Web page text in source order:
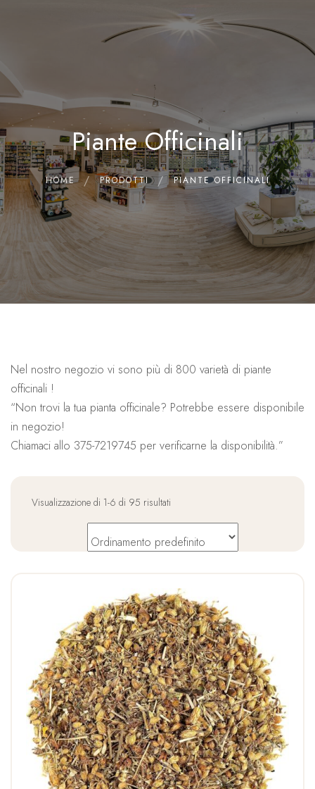
Home
Chi siamo
Il Laboratorio
Shop
Olii Essenziali
Contatti
Piante Officinali
HOME PRODOTTI PIANTE OFFICINALI
Nel nostro negozio vi sono più di 800 varietà di piante
officinali !
“Non trovi la tua pianta officinale? Potrebbe essere disponibile
in negozio!
Chiamaci allo 375-7219745 per verificarne la disponibilità.”
Visualizzazione di 1-6 di 95 risultati